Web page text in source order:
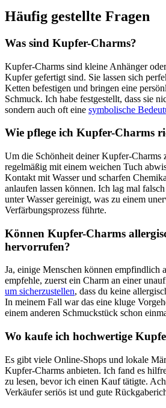
Häufig ‌gestellte Fragen
Was sind Kupfer-Charms?
Kupfer-Charms sind‍ kleine ​Anhänger
Kupfer⁤ gefertigt sind. Sie lassen sich
Ketten befestigen und bringen eine
Schmuck. Ich habe festgestellt, dass sie
sondern auch oft eine⁤ symbolische
Wie pflege ich Kupfer-Charms
Um die Schönheit deiner Kupfer-Charms
⁣regelmäßig mit einem weichen Tuch
Kontakt⁤ mit Wasser und scharfen
anlaufen ⁤lassen können. Ich‌ lag ‍mal
unter Wasser gereinigt, was zu‍ einem
Verfärbungsprozess führte.
Können‍ Kupfer-Charms
hervorrufen?
Ja, einige Menschen können​ empfindlich
empfehle, zuerst ein Charm an einer
um sicherzustellen, dass du keine
In meinem ⁢Fall ‍war das eine kluge⁤
einem anderen Schmuckstück schon
Wo kaufe ich hochwertige
Es ‌gibt ‍viele Online-Shops und lokale⁢
⁢Kupfer-Charms anbieten. Ich fand es
zu ⁣lesen, ‍bevor⁤ ich einen Kauf tätigte.
Verkäufer seriös ⁢ist und ‌gute